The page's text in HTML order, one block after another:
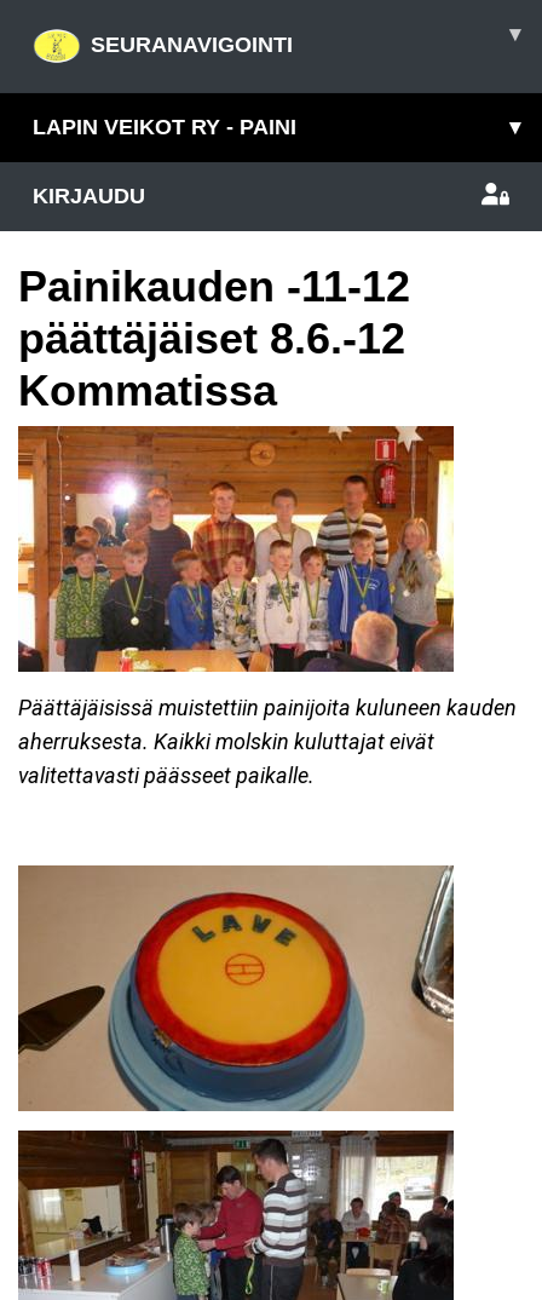
SEURANAVIGOINTI ▾
LAPIN VEIKOT RY - PAINI ▾
KIRJAUDU
Painikauden -11-12
päättäjäiset 8.6.-12
Kommatissa
Päättäjäisissä muistettiin painijoita kuluneen kauden
aherruksesta. Kaikki molskin kuluttajat eivät
valitettavasti päässeet paikalle.